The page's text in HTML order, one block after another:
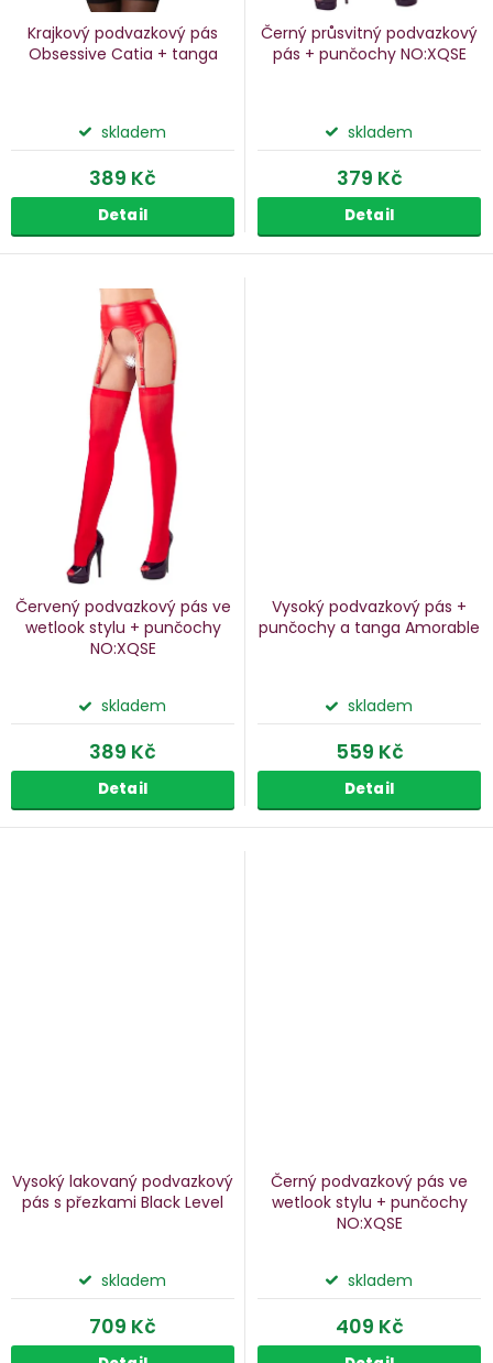
Krajkový podvazkový pás
Obsessive Catia + tanga
skladem
389 Kč
Detail
Černý průsvitný podvazkový
pás + punčochy NO:XQSE
skladem
379 Kč
Detail
Červený podvazkový pás ve
wetlook stylu + punčochy
NO:XQSE
skladem
389 Kč
Detail
Vysoký podvazkový pás +
punčochy a tanga Amorable
skladem
559 Kč
Detail
Vysoký lakovaný podvazkový
pás s přezkami Black Level
skladem
709 Kč
Černý podvazkový pás ve
wetlook stylu + punčochy
NO:XQSE
skladem
409 Kč